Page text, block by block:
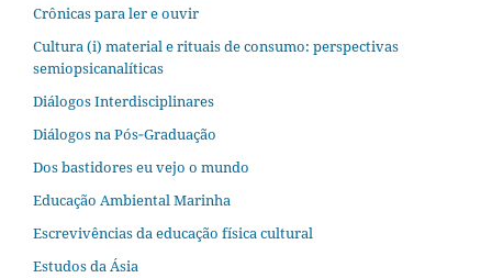
Crônicas para ler e ouvir
Cultura (i) material e rituais de consumo: perspectivas
semiopsicanalíticas
Diálogos Interdisciplinares
Diálogos na Pós‐Graduação
Dos bastidores eu vejo o mundo
Educação Ambiental Marinha
Escrevivências da educação física cultural
Estudos da Ásia​